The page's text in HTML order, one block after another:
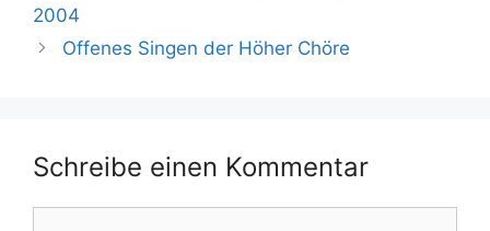
2004
Offenes Singen der Höher Chöre
Schreibe einen Kommentar